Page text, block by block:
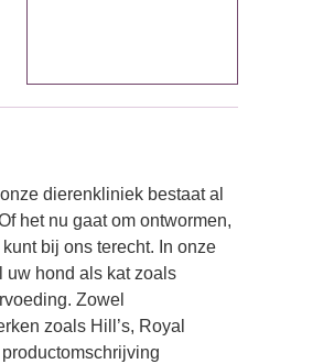
dierenkliniek bestaat al
het nu gaat om ontwormen,
bij ons terecht. In onze
uw hond als kat zoals
Zowel
zoals Hill’s, Royal